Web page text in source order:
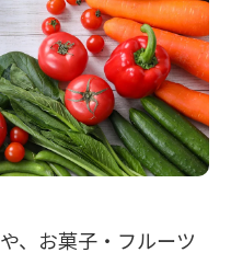
、お菓子・フルーツ